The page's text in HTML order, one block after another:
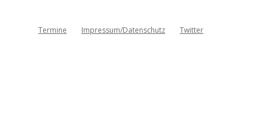
Termine Impressum/Datenschutz Twitter